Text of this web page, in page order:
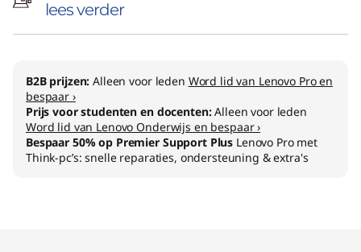
lees verder
B2B prijzen:Alleen voor leden Word lid van Lenovo Pro en
bespaar ›
Prijs voor studenten en docenten:Alleen voor leden
Word lid van Lenovo Onderwijs en bespaar ›
Bespaar 50% op Premier Support Plus Lenovo Pro met
Think-pc’s: snelle reparaties, ondersteuning & extra's